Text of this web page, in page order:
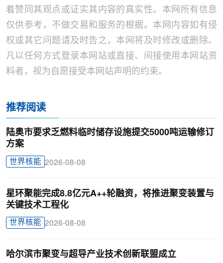
着赞同其观点或证实其内容的真实性。本网所有信息
仅供参考，不做交易和服务的根据。本网内容如有侵
权或其它问题请及时告之，本网将及时修改或删除。
凡以任何方式登录本网站或直接、间接使用本网站资
料者，视为自愿接受本网站声明的约束。
推荐阅读
陆奥市要求乏燃料临时储存设施提交5000吨运输修订
方案
世界核能 2026-08-08
星环聚能完成8.8亿元A++轮融资，将推进聚变装置与
关键技术工程化
世界核能 2026-08-08
哈尔滨市聚变与超导产业技术创新联盟成立